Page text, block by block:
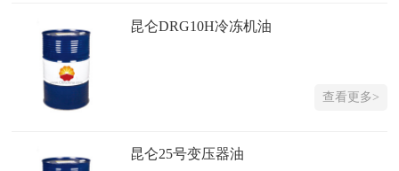
昆仑DRG10H冷冻机油
查看更多>
昆仑25号变压器油